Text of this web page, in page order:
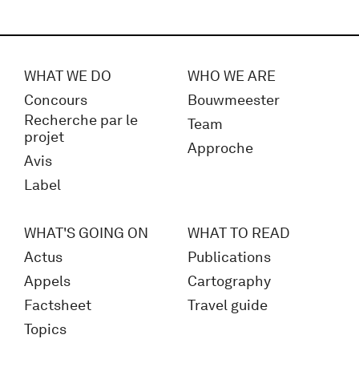
WHAT WE DO
Concours
Recherche par le
projet
Avis
Label
WHO WE ARE
Bouwmeester
Team
Approche
WHAT'S GOING ON
Actus
Appels
Factsheet
Topics
WHAT TO READ
Publications
Cartography
Travel guide